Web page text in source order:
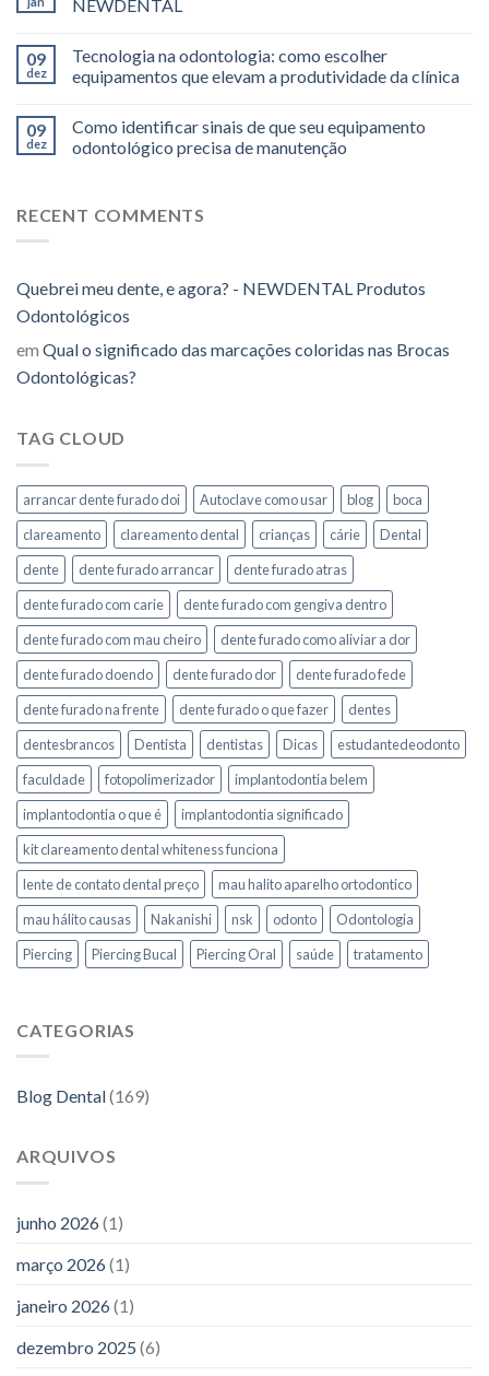
NEWDENTAL
09
dez
Tecnologia na odontologia: como escolher
equipamentos que elevam a produtividade da clínica
09
dez
Como identificar sinais de que seu equipamento
odontológico precisa de manutenção
RECENT COMMENTS
Quebrei meu dente, e agora? - NEWDENTAL Produtos
Odontológicos
em Qual o significado das marcações coloridas nas Brocas
Odontológicas?
TAG CLOUD
arrancar dente furado doi Autoclave como usar blog
boca
clareamento
clareamento dental crianças cárie
Dental
dente
dente furado arrancar
dente furado atras
dente furado com carie
dente furado com gengiva dentro
dente furado com mau cheiro
dente furado como aliviar a dor
dente furado doendo
dente furado dor
dente furado fede
dente furado na frente
dente furado o que fazer
dentes
dentesbrancos
Dentista dentistas Dicas
estudantedeodonto
faculdade
fotopolimerizador
implantodontia belem
implantodontia o que é
implantodontia significado
kit clareamento dental whiteness funciona
lente de contato dental preço
mau halito aparelho ortodontico
mau hálito causas
Nakanishi nsk odonto
Odontologia
Piercing
Piercing Bucal Piercing Oral saúde tratamento
CATEGORIAS
Blog Dental(169)
ARQUIVOS
junho 2026(1)
março 2026(1)
janeiro 2026(1)
dezembro 2025 (6)